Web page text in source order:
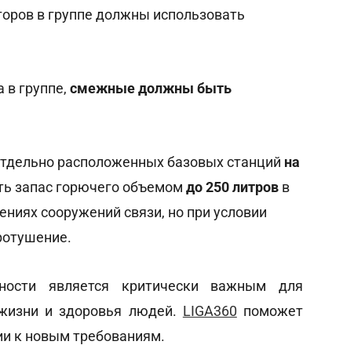
в группе должны использовать
в группе, смежные должны быть
расположенных базовых станций на
запас горючего объемом до 250 литров в
сооружений связи, но при условии
является критически важным для
и здоровья людей. LIGA360 поможет
к новым требованиям.